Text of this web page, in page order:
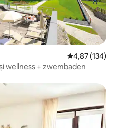
Scor mediu de
4,87 (134)
wellness + zwembaden